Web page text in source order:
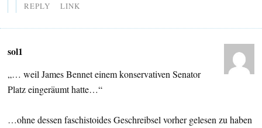
REPLY LINK
sol1
„… weil James Bennet einem konservativen Senator
Platz eingeräumt hatte…“
…ohne dessen faschistoides Geschreibsel vorher gelesen zu haben